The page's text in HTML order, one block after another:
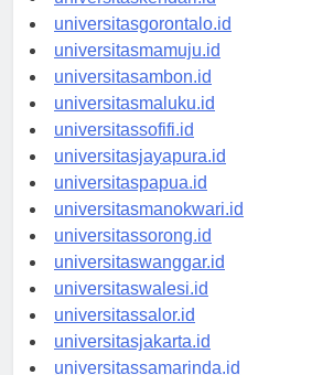
universitaskendari.id
universitasgorontalo.id
universitasmamuju.id
universitasambon.id
universitasmaluku.id
universitassofifi.id
universitasjayapura.id
universitaspapua.id
universitasmanokwari.id
universitassorong.id
universitaswanggar.id
universitaswalesi.id
universitassalor.id
universitasjakarta.id